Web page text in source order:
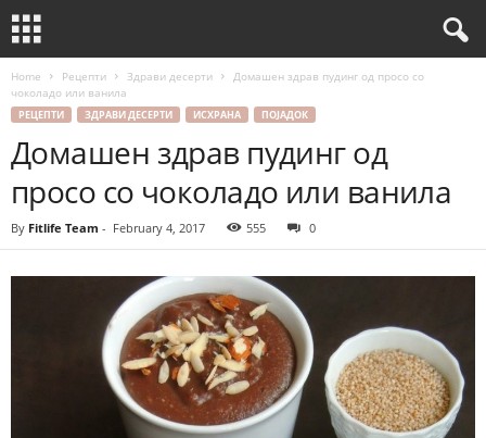
Home Рецепти Здрави десерти
Домашен здрав пудинг од просо со
чоколадо или ванила
РЕЦЕПТИ ЗДРАВИ ДЕСЕРТИ ИСХРАНА ПОЈАДОК
Домашен здрав пудинг од
просо со чоколадо или ванила
By Fitlife Team - February 4, 2017 555 0